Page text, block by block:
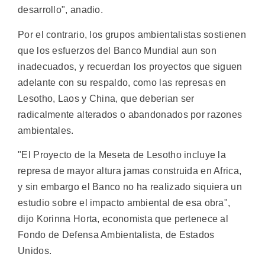
desarrollo", anadio.
Por el contrario, los grupos ambientalistas sostienen
que los esfuerzos del Banco Mundial aun son
inadecuados, y recuerdan los proyectos que siguen
adelante con su respaldo, como las represas en
Lesotho, Laos y China, que deberian ser
radicalmente alterados o abandonados por razones
ambientales.
"El Proyecto de la Meseta de Lesotho incluye la
represa de mayor altura jamas construida en Africa,
y sin embargo el Banco no ha realizado siquiera un
estudio sobre el impacto ambiental de esa obra",
dijo Korinna Horta, economista que pertenece al
Fondo de Defensa Ambientalista, de Estados
Unidos.